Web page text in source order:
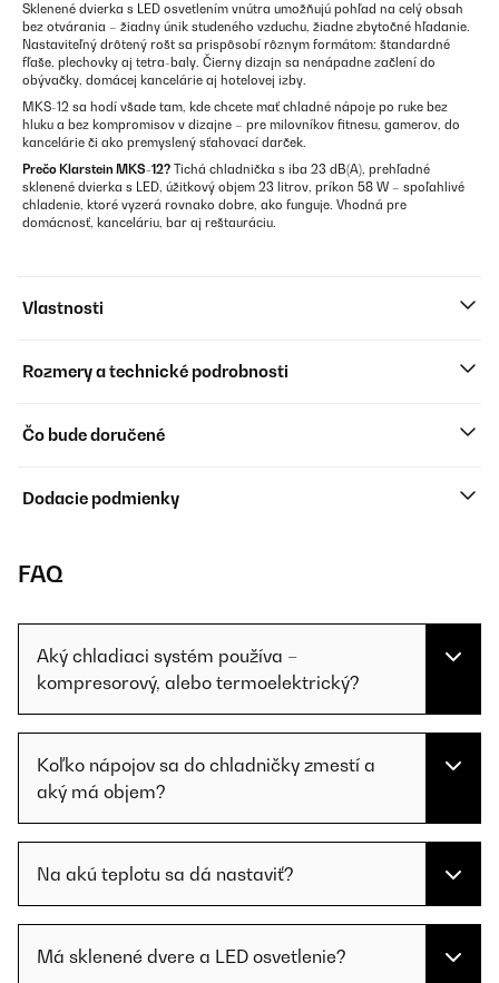
Sklenené dvierka s LED osvetlením vnútra umožňujú pohľad na celý obsah
bez otvárania – žiadny únik studeného vzduchu, žiadne zbytočné hľadanie.
Nastaviteľný drôtený rošt sa prispôsobí rôznym formátom: štandardné
fľaše, plechovky aj tetra-baly. Čierny dizajn sa nenápadne začlení do
obývačky, domácej kancelárie aj hotelovej izby.
MKS-12 sa hodí všade tam, kde chcete mať chladné nápoje po ruke bez
hluku a bez kompromisov v dizajne – pre milovníkov fitnesu, gamerov, do
kancelárie či ako premyslený sťahovací darček.
Prečo Klarstein MKS-12? Tichá chladnička s iba 23 dB(A), prehľadné
sklenené dvierka s LED, úžitkový objem 23 litrov, príkon 58 W – spoľahlivé
chladenie, ktoré vyzerá rovnako dobre, ako funguje. Vhodná pre
domácnosť, kanceláriu, bar aj reštauráciu.
Vlastnosti
Rozmery a technické podrobnosti
Čo bude doručené
Dodacie podmienky
FAQ
Aký chladiaci systém používa –
kompresorový, alebo termoelektrický?
Koľko nápojov sa do chladničky zmestí a
aký má objem?
Na akú teplotu sa dá nastaviť?
Má sklenené dvere a LED osvetlenie?